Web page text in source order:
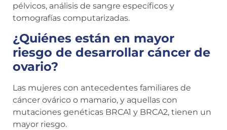
pélvicos, análisis de sangre específicos y
tomografías computarizadas.
¿Quiénes están en mayor
riesgo de desarrollar cáncer de
ovario?
Las mujeres con antecedentes familiares de
cáncer ovárico o mamario, y aquellas con
mutaciones genéticas BRCA1 y BRCA2, tienen un
mayor riesgo.